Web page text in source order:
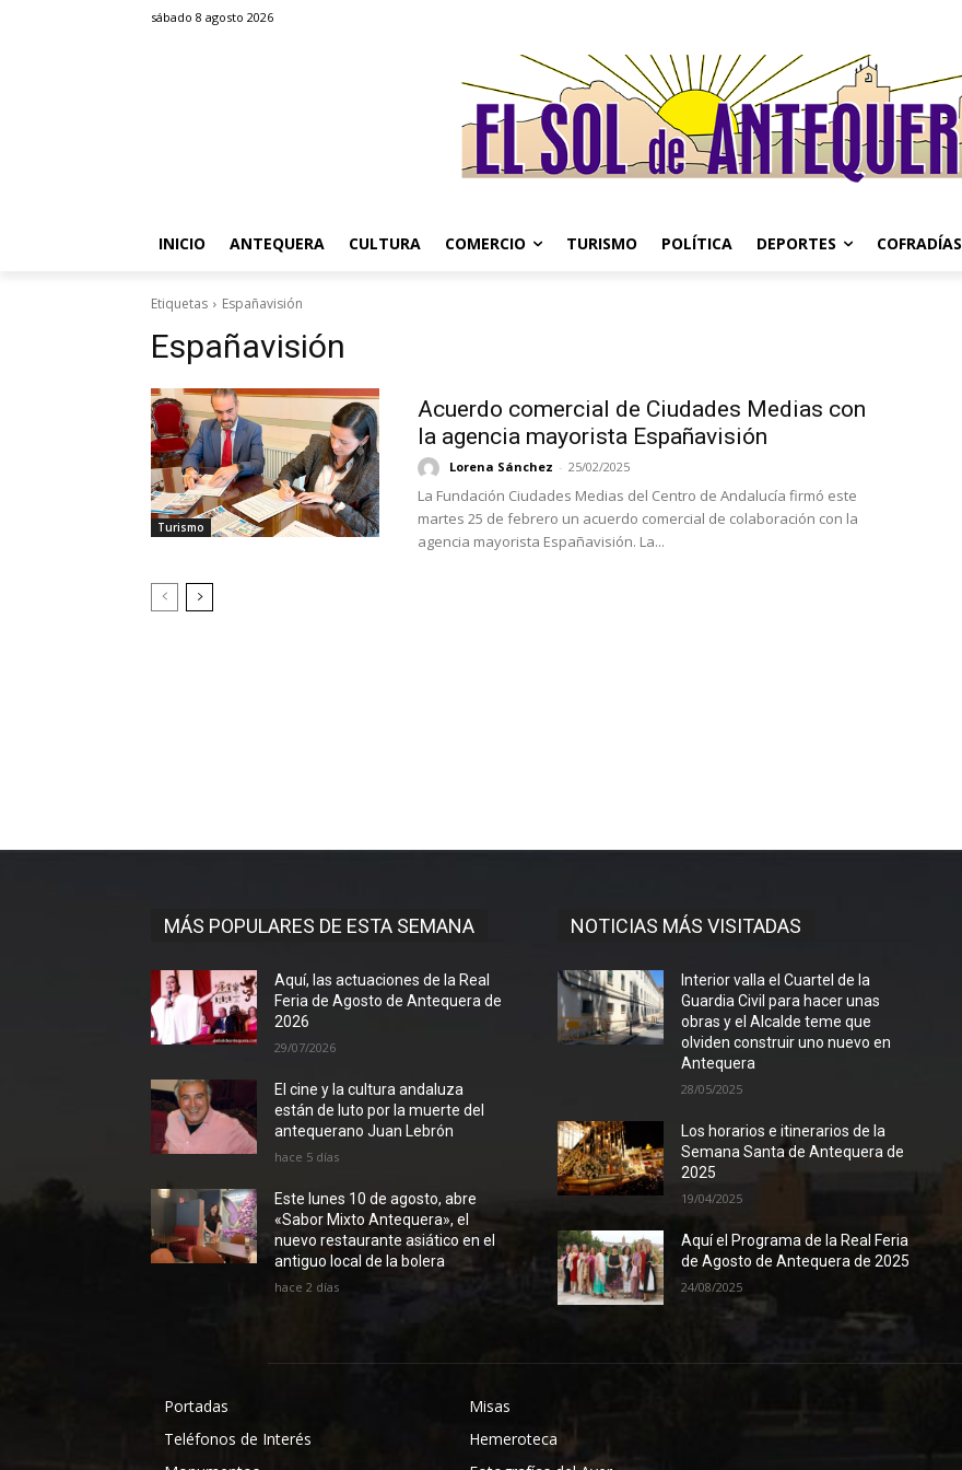
sábado 8 agosto 2026
INICIO ANTEQUERA CULTURA COMERCIO TURISMO POLÍTICA DEPORTES COFRADÍAS
Etiquetas Españavisión
Españavisión
Turismo
Acuerdo comercial de Ciudades Medias con
la agencia mayorista Españavisión
Lorena Sánchez - 25/02/2025
La Fundación Ciudades Medias del Centro de Andalucía firmó este
martes 25 de febrero un acuerdo comercial de colaboración con la
agencia mayorista Españavisión. La...
MÁS POPULARES DE ESTA SEMANA
Aquí, las actuaciones de la Real
Feria de Agosto de Antequera de
2026
29/07/2026
El cine y la cultura andaluza
están de luto por la muerte del
antequerano Juan Lebrón
hace 5 días
Este lunes 10 de agosto, abre
«Sabor Mixto Antequera», el
nuevo restaurante asiático en el
antiguo local de la bolera
hace 2 días
NOTICIAS MÁS VISITADAS
Interior valla el Cuartel de la
Guardia Civil para hacer unas
obras y el Alcalde teme que
olviden construir uno nuevo en
Antequera
28/05/2025
Los horarios e itinerarios de la
Semana Santa de Antequera de
2025
19/04/2025
Aquí el Programa de la Real Feria
de Agosto de Antequera de 2025
24/08/2025
Portadas
Teléfonos de Interés
Misas
Hemeroteca